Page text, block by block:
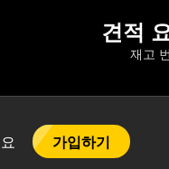
견적
재고
가입하기